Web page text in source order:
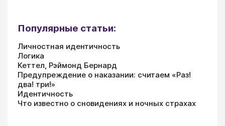
Популярные статьи:
Личностная идентичность
Логика
Кеттел, Рэймонд Бернард
Предупреждение о наказании: считаем «Раз!
два! три!»
Идентичность
Что известно о сновидениях и ночных страхах